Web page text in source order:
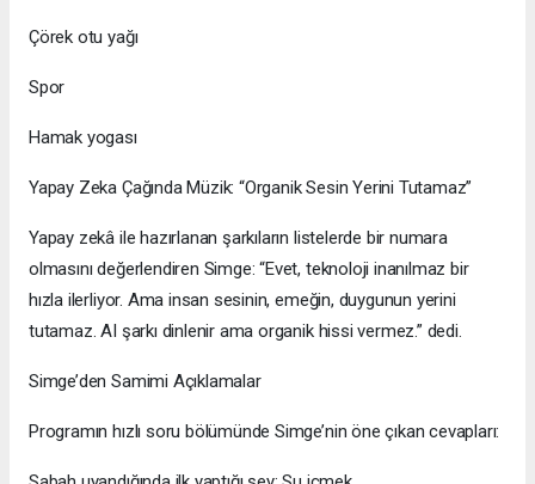
Çörek otu yağı
Spor
Hamak yogası
Yapay Zeka Çağında Müzik: “Organik Sesin Yerini Tutamaz”
Yapay zekâ ile hazırlanan şarkıların listelerde bir numara
olmasını değerlendiren Simge: “Evet, teknoloji inanılmaz bir
hızla ilerliyor. Ama insan sesinin, emeğin, duygunun yerini
tutamaz. AI şarkı dinlenir ama organik hissi vermez.” dedi.
Simge’den Samimi Açıklamalar
Programın hızlı soru bölümünde Simge’nin öne çıkan cevapları: